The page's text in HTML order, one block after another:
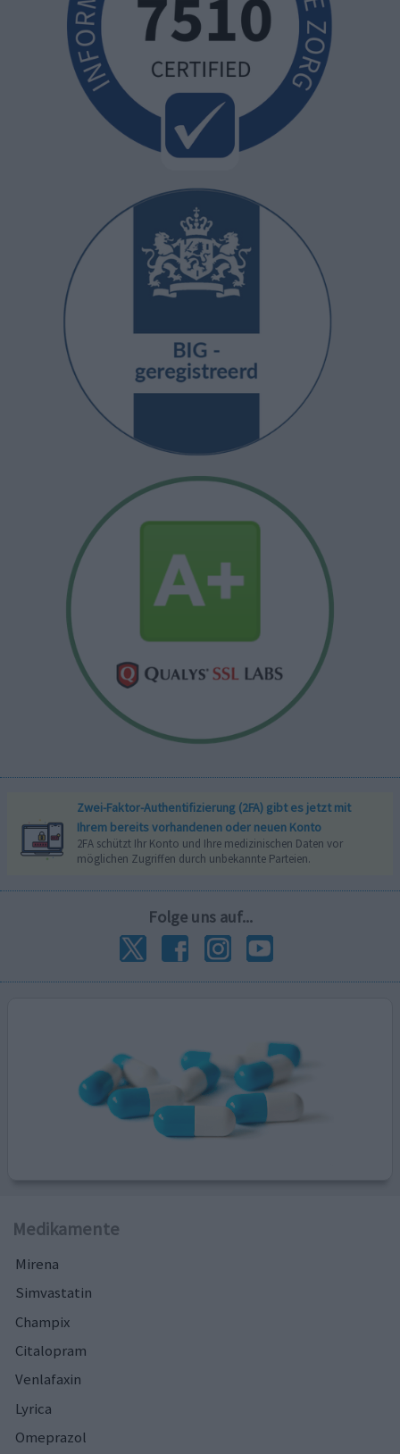
Zwei-Faktor-Authentifizierung (2FA) gibt es jetzt mit
Ihrem bereits vorhandenen oder neuen Konto
2FA schützt Ihr Konto und Ihre medizinischen Daten vor
möglichen Zugriffen durch unbekannte Parteien.
Folge uns auf...
Medikamente
Mirena
Simvastatin
Champix
Citalopram
Venlafaxin
Lyrica
Omeprazol